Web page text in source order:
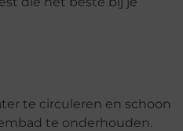
te circuleren en schoon
te onderhouden.